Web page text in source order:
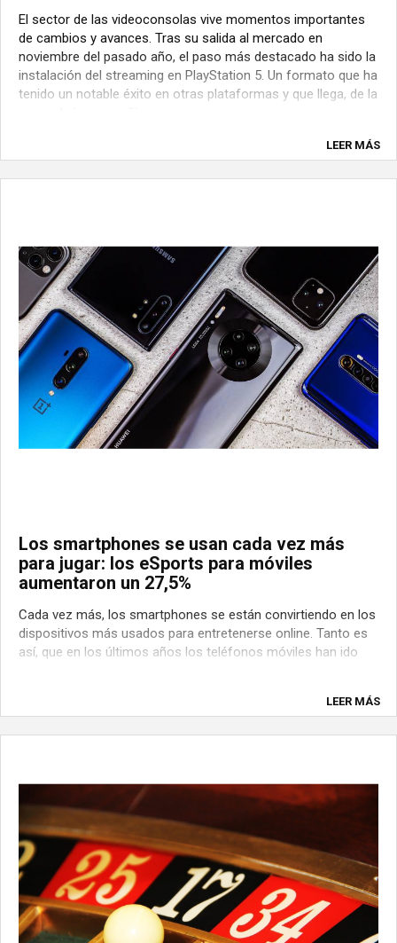
El sector de las videoconsolas vive momentos importantes
de cambios y avances. Tras su salida al mercado en
noviembre del pasado año, el paso más destacado ha sido la
instalación del streaming en PlayStation 5. Un formato que ha
tenido un notable éxito en otras plataformas y que llega, de la
LEER MÁS
Los smartphones se usan cada vez más
para jugar: los eSports para móviles
aumentaron un 27,5%
Cada vez más, los smartphones se están convirtiendo en los
dispositivos más usados para entretenerse online. Tanto es
así, que en los últimos años los teléfonos móviles han ido
LEER MÁS